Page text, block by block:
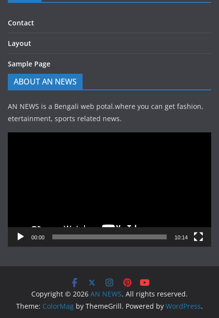
Contact
Layout
Sample Page
ABOUT AN NEWS
AN NEWS is a Bengali web potal.where you can get fashion,
etertainment, sports related news.
00:00 10:14
Copyright © 2026 AN NEWS. All rights reserved.
Theme: ColorMag by ThemeGrill. Powered by WordPress.